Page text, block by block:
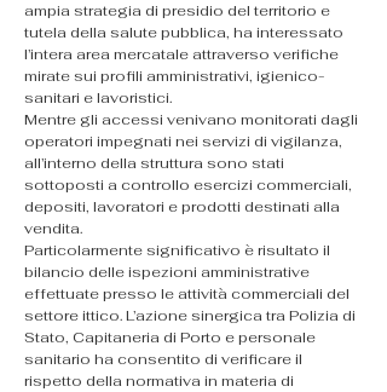
ampia strategia di presidio del territorio e
tutela della salute pubblica, ha interessato
l’intera area mercatale attraverso verifiche
mirate sui profili amministrativi, igienico-
sanitari e lavoristici.
Mentre gli accessi venivano monitorati dagli
operatori impegnati nei servizi di vigilanza,
all’interno della struttura sono stati
sottoposti a controllo esercizi commerciali,
depositi, lavoratori e prodotti destinati alla
vendita.
Particolarmente significativo è risultato il
bilancio delle ispezioni amministrative
effettuate presso le attività commerciali del
settore ittico. L’azione sinergica tra Polizia di
Stato, Capitaneria di Porto e personale
sanitario ha consentito di verificare il
rispetto della normativa in materia di